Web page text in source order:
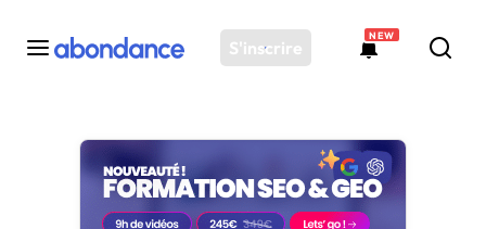
S'inscrire
NEW
Toutes les actus
Actus SEO
Plateforme